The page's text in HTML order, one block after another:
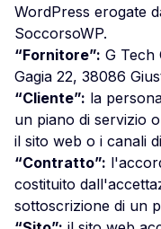
WordPress erogate
SoccorsoWP.
“Fornitore”: G Tech
Gagia 22, 38086
“Cliente”: la
un piano di servizio
il sito web o i canali
“Contratto”:
costituito
sottoscrizione di un